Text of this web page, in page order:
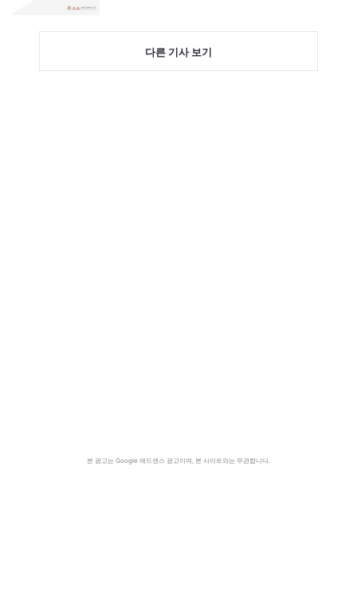
다른 기사 보기
본 광고는 Google 애드센스 광고이며, 본 사이트와는 무관합니다.